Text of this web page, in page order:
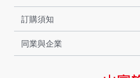
訂購須知
同業與企業